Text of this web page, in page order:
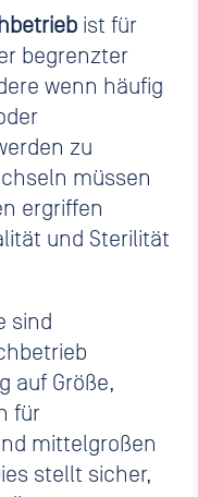
ist für
begrenzter
wenn häufig
zu
müssen
ergriffen
und Sterilität
sind
auf Größe,
für
mittelgroßen
stellt sicher,